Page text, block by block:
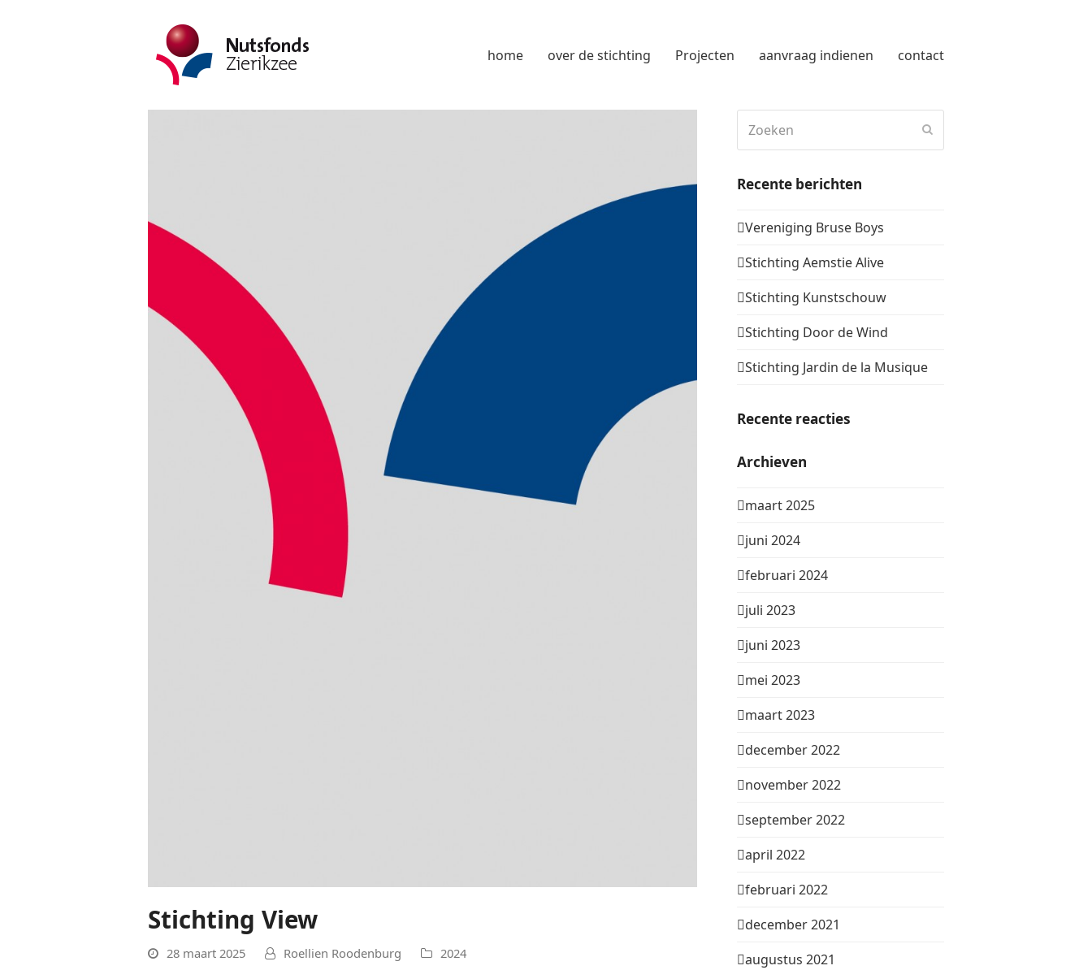
home over de stichting Projecten aanvraag indienen contact
Stichting View
28 maart 2025 Roellien Roodenburg 2024
Recente berichten
Vereniging Bruse Boys
Stichting Aemstie Alive
Stichting Kunstschouw
Stichting Door de Wind
Stichting Jardin de la Musique
Recente reacties
Archieven
maart 2025
juni 2024
februari 2024
juli 2023
juni 2023
mei 2023
maart 2023
december 2022
november 2022
september 2022
april 2022
februari 2022
december 2021
augustus 2021